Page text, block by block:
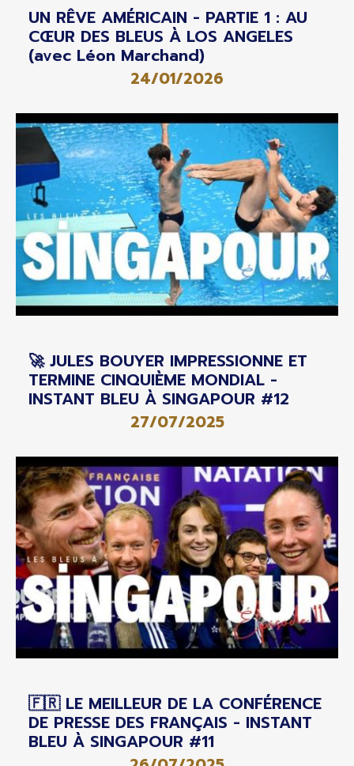
UN RÊVE AMÉRICAIN - PARTIE 1 : AU
CŒUR DES BLEUS À LOS ANGELES
(avec Léon Marchand)
24/01/2026
🚀 JULES BOUYER IMPRESSIONNE ET
TERMINE CINQUIÈME MONDIAL -
INSTANT BLEU À SINGAPOUR #12
27/07/2025
🇫🇷 LE MEILLEUR DE LA CONFÉRENCE
DE PRESSE DES FRANÇAIS - INSTANT
BLEU À SINGAPOUR #11